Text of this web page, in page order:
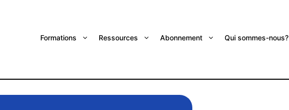
Formations Ressources Abonnement Qui sommes-nous?